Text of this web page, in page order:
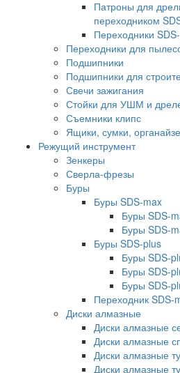
Патроны для
переходником
Переходники
Переходники для
Подшипники
Подшипники для
Свечи зажигания
Стойки для УШМ и
Съемники клипс
Ящики, сумки,
Режущий инструмент
Зенкеры
Сверла-фрезы
Буры
Буры SDS-max
Буры SDS-
Буры SDS-
Буры SDS-plus
Буры SDS-
Буры SDS-
Буры SDS-
Переходник SDS-
Диски алмазные
Диски алмазные
Диски алмазные
Диски алмазные
Диски алмазные